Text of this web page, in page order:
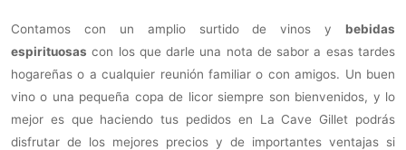
Contamos con un amplio surtido de vinos y bebidas
espirituosas con los que darle una nota de sabor a esas tardes
hogareñas o a cualquier reunión familiar o con amigos. Un buen
vino o una pequeña copa de licor siempre son bienvenidos, y lo
mejor es que haciendo tus pedidos en La Cave Gillet podrás
disfrutar de los mejores precios y de importantes ventajas si